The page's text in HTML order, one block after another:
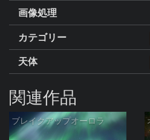
画像処理
カテゴリー
天体
関連作品
ブレイクアップオーロラ